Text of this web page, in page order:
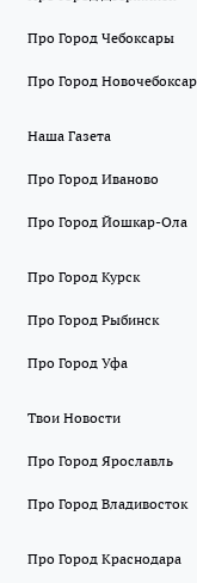
Про Город Чебоксары
Про Город
Наша Газета
Про Город Иваново
Про Город Йошкар-Ола
Про Город Курск
Про Город Рыбинск
Про Город Уфа
Твои Новости
Про Город Ярославль
Про Город Владивосток
Про Город Краснодара